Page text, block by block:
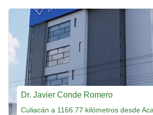
Dr. Javier Conde Romero
Culiacán a 1166.77 kilómetros desde